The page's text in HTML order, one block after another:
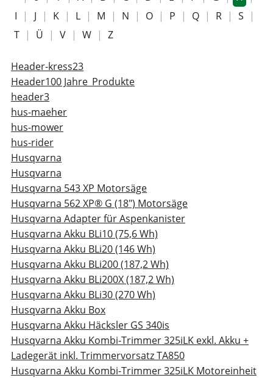
I
| J | K | L | M | N | O | P | Q | R | S
|
T | Ü | V | W | Z
Header-kress23
Header100 Jahre_Produkte
header3
hus-maeher
hus-mower
hus-rider
Husqvarna
Husqvarna
Husqvarna 543 XP Motorsäge
Husqvarna 562 XP® G (18") Motorsäge
Husqvarna Adapter für Aspenkanister
Husqvarna Akku BLi10 (75,6 Wh)
Husqvarna Akku BLi20 (146 Wh)
Husqvarna Akku BLi200 (187,2 Wh)
Husqvarna Akku BLi200X (187,2 Wh)
Husqvarna Akku BLi30 (270 Wh)
Husqvarna Akku Box
Husqvarna Akku Häcksler GS 340is
Husqvarna Akku Kombi-Trimmer 325iLK exkl. Akku +
Ladegerät inkl. Trimmervorsatz TA850
Husqvarna Akku Kombi-Trimmer 325iLK Motoreinheit